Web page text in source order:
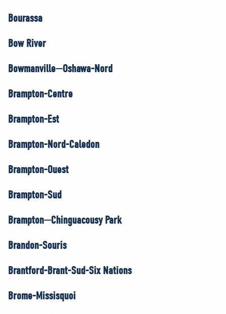
Bourassa
Bow River
Bowmanville—Oshawa-Nord
Brampton-Centre
Brampton-Est
Brampton-Nord-Caledon
Brampton-Ouest
Brampton-Sud
Brampton—Chinguacousy Park
Brandon-Souris
Brantford-Brant-Sud-Six Nations
Brome-Missisquoi